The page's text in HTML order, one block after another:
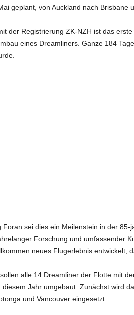
i
d
geplant, von Auckland nach Brisbane
der Registrierung ZK-NZH ist das
eines Dreamliners. Ganze 184
Foran sei dies ein Meilenstein in der
Forschung und umfassender
neues Flugerlebnis entwickelt,
alle 14 Dreamliner der Flotte mit
diesem Jahr umgebaut. Zunächst wird
und Vancouver eingesetzt.